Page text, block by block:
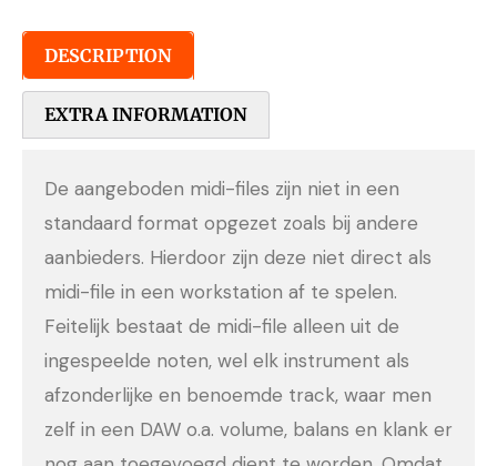
DESCRIPTION
EXTRA INFORMATION
De aangeboden midi-files zijn niet in een
standaard format opgezet zoals bij andere
aanbieders. Hierdoor zijn deze niet direct als
midi-file in een workstation af te spelen.
Feitelijk bestaat de midi-file alleen uit de
ingespeelde noten, wel elk instrument als
afzonderlijke en benoemde track, waar men
zelf in een DAW o.a. volume, balans en klank er